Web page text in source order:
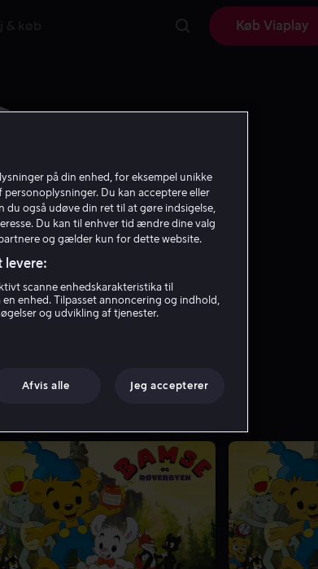
& køb Køb Viaplay
på din enhed, for eksempel unikke
Du kan acceptere eller
du også udøve din ret til at gøre indsigelse,
Du kan til enhver tid ændre dine valg
og gælder kun for dette website.
levere:
scanne enhedskarakteristika til
enhed. Tilpasset annoncering og indhold,
og udvikling af tjenester.
Afvis alle Jeg accepterer